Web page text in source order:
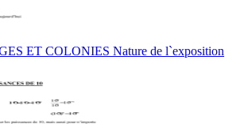
ET COLONIES Nature de l`exposition